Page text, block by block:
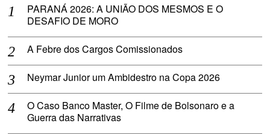
PARANÁ 2026: A UNIÃO DOS MESMOS E O
DESAFIO DE MORO
A Febre dos Cargos Comissionados
Neymar Junior um Ambidestro na Copa 2026
O Caso Banco Master, O Filme de Bolsonaro e a
Guerra das Narrativas